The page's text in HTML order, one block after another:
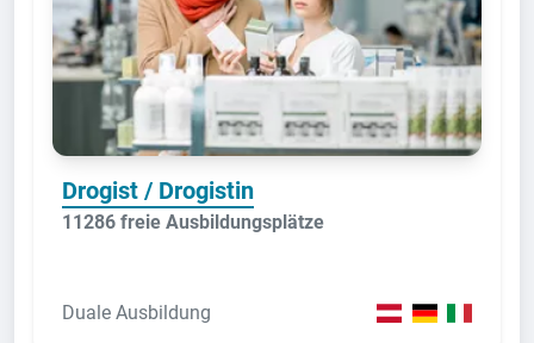
Drogist / Drogistin
11286 freie Ausbildungsplätze
Duale Ausbildung